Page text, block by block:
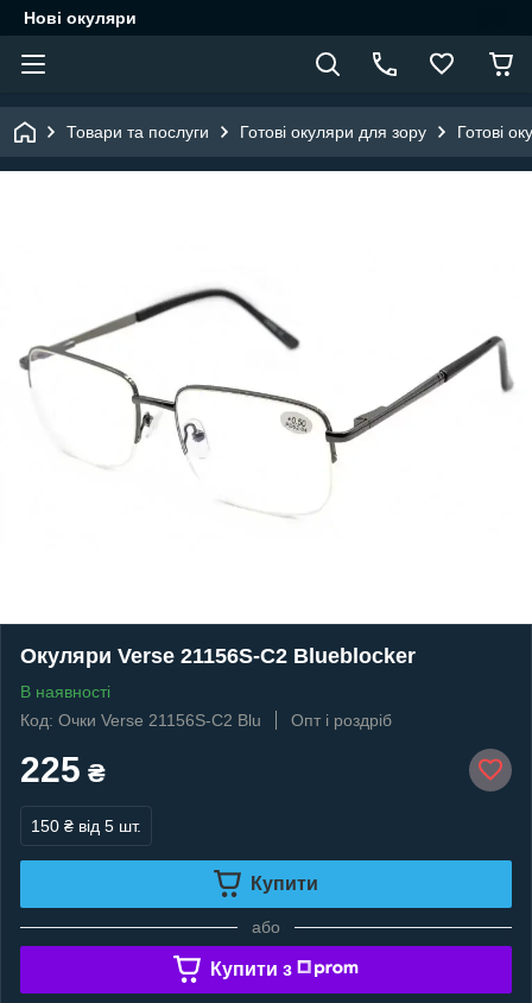
Нові окуляри
Товари та послуги Готові окуляри для зору Готові
Окуляри Verse 21156S-C2 Blueblocker
В наявності
Код: Очки Verse 21156S-C2 Blu
Опт і роздріб
225 ₴
150 ₴ від 5 шт.
Купити
або
Купити з